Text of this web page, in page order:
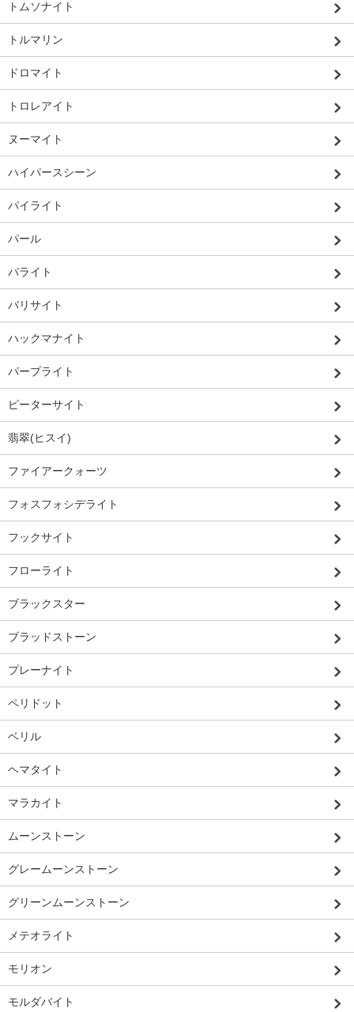
トムソナイト
トルマリン
ドロマイト
トロレアイト
ヌーマイト
ハイパースシーン
パイライト
パール
バライト
バリサイト
ハックマナイト
パープライト
ピーターサイト
翡翠(ヒスイ)
ファイアークォーツ
フォスフォシデライト
フックサイト
フローライト
ブラックスター
ブラッドストーン
プレーナイト
ペリドット
ベリル
ヘマタイト
マラカイト
ムーンストーン
グレームーンストーン
グリーンムーンストーン
メテオライト
モリオン
モルダバイト